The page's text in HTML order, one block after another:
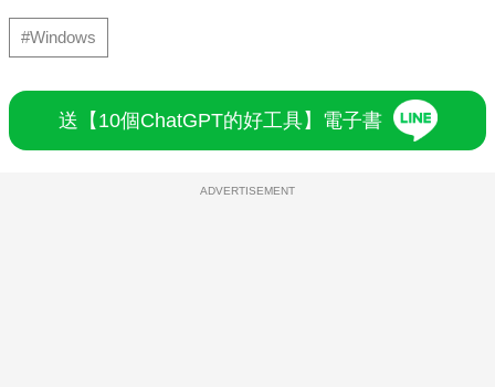
#Windows
送【10個ChatGPT的好工具】電子書
ADVERTISEMENT